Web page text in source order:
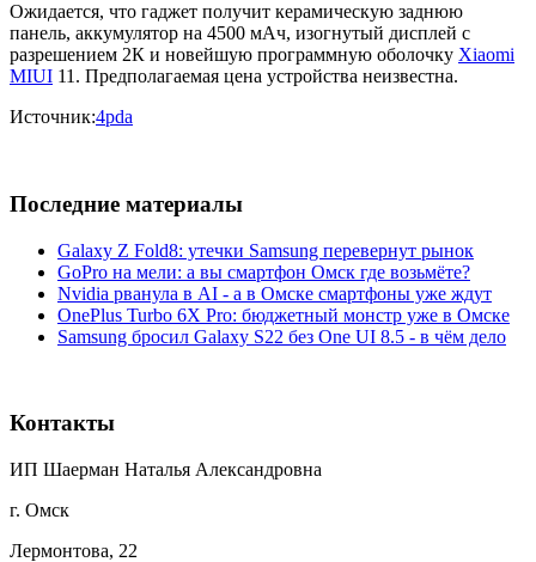
Ожидается, что гаджет получит керамическую заднюю
панель, аккумулятор на 4500 мАч, изогнутый дисплей с
разрешением 2К и новейшую программную оболочку Xiaomi
MIUI 11. Предполагаемая цена устройства неизвестна.
Источник:4pda
Последние материалы
Galaxy Z Fold8: утечки Samsung перевернут рынок
GoPro на мели: а вы смартфон Омск где возьмёте?
Nvidia рванула в AI - а в Омске смартфоны уже ждут
OnePlus Turbo 6X Pro: бюджетный монстр уже в Омске
Samsung бросил Galaxy S22 без One UI 8.5 - в чём дело
Контакты
ИП Шаерман Наталья Александровна
г. Омск
Лермонтова, 22